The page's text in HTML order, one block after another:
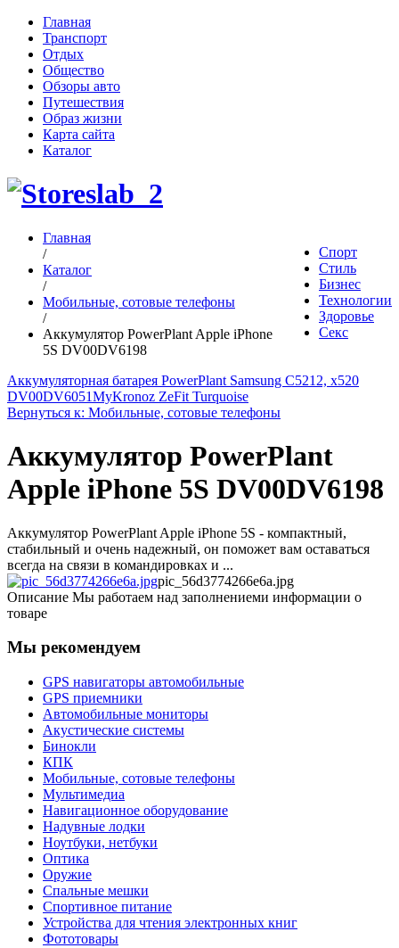
Главная
Транспорт
Отдых
Общество
Обзоры авто
Путешествия
Образ жизни
Карта сайта
Каталог
Спорт
Стиль
Бизнес
Технологии
Здоровье
Секс
Главная
/
Каталог
/
Мобильные, сотовые телефоны
/
Аккумулятор PowerPlant Apple iPhone
5S DV00DV6198
Аккумуляторная батарея PowerPlant Samsung C5212, x520
DV00DV6051MyKronoz ZeFit Turquoise
Вернуться к: Мобильные, сотовые телефоны
Аккумулятор PowerPlant
Apple iPhone 5S DV00DV6198
Аккумулятор PowerPlant Apple iPhone 5S - компактный,
стабильный и очень надежный, он поможет вам оставаться
всегда на связи в командировках и ...
pic_56d3774266e6a.jpg
Описание Мы работаем над заполнениеми информации о
товаре
Мы рекомендуем
GPS навигаторы автомобильные
GPS приемники
Автомобильные мониторы
Акустические системы
Бинокли
КПК
Мобильные, сотовые телефоны
Мультимедиа
Навигационное оборудование
Надувные лодки
Ноутбуки, нетбуки
Оптика
Оружие
Спальные мешки
Спортивное питание
Устройства для чтения электронных книг
Фототовары